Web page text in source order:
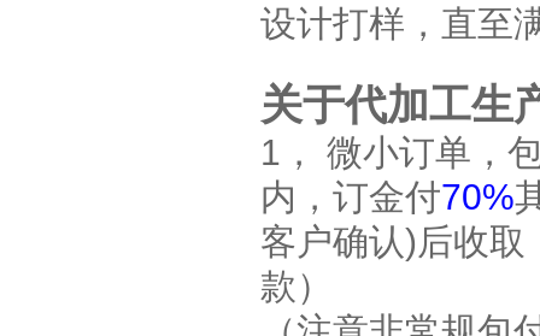
设计打样，直至
关于代加工生
1， 微小订单，
内，订金付70%
客户确认)后收取
款）